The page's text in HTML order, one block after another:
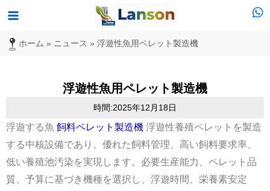
内メ
イ
ニ
ュ
ー
ホーム » ニュース » 浮遊性魚用ペレット製造機
浮遊性魚用ペレット製造機
時間:2025年12月18日
浮遊する魚 飼料ペレット製造機 浮遊性養殖ペレットを製造
する中核設備であり、優れた飼料管理、高い飼料要求率、
低い養殖池汚染を実現します。必要生産能力、ペレット品
質、予算に基づき機種を選択し、浮遊時間、栄養素安定